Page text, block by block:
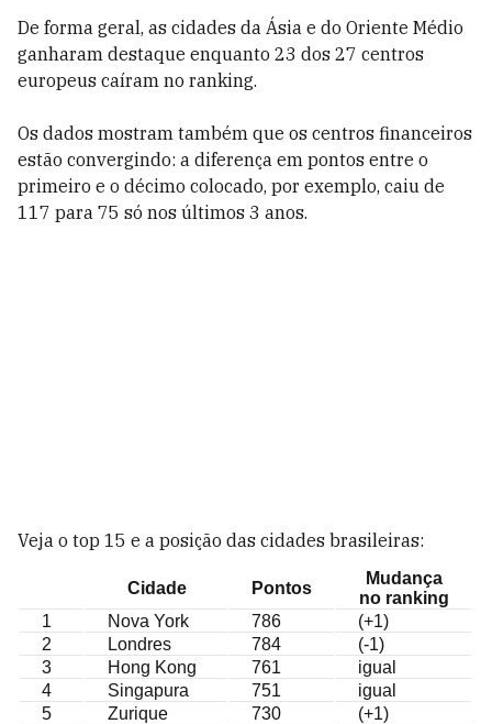
De forma geral, as cidades da Ásia e do Oriente Médio
ganharam destaque enquanto 23 dos 27 centros
europeus caíram no ranking.
Os dados mostram também que os centros financeiros
estão convergindo: a diferença em pontos entre o
primeiro e o décimo colocado, por exemplo, caiu de
117 para 75 só nos últimos 3 anos.
Veja o top 15 e a posição das cidades brasileiras:
Cidade Pontos
Mudança
no ranking
1
Nova York 786
(+1)
2
Londres 784
(-1)
3
Hong Kong 761
igual
4
Singapura 751
igual
5
Zurique 730
(+1)